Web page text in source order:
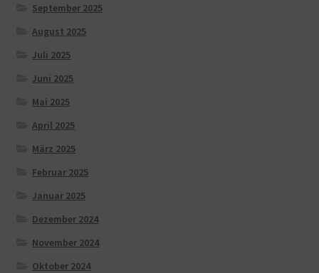
September 2025
August 2025
Juli 2025
Juni 2025
Mai 2025
April 2025
März 2025
Februar 2025
Januar 2025
Dezember 2024
November 2024
Oktober 2024